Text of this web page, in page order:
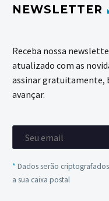
NEWSLETTER
Receba nossa
atualizado com as
assinar gratuitamente,
avançar.
* Dados serão
a sua caixa postal